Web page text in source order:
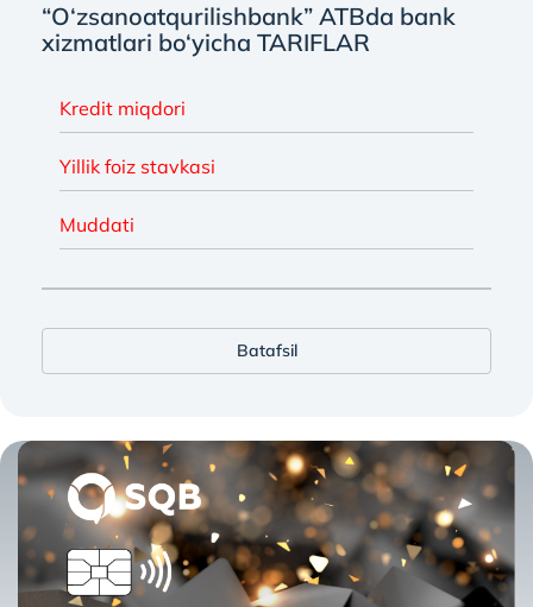
“O‘zsanoatqurilishbank” ATBda bank
xizmatlari bo‘yicha TARIFLAR
Kredit miqdori
Yillik foiz stavkasi
Muddati
Batafsil